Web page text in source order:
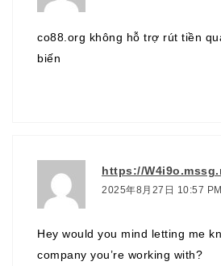
co88.org không hỗ trợ rút tiền
biến
https://
2025年8月27日 10:57 PM
Hey would you mind letting me
company you’re working with?